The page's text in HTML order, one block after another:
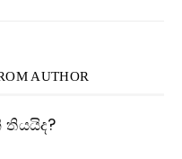
AUTHOR